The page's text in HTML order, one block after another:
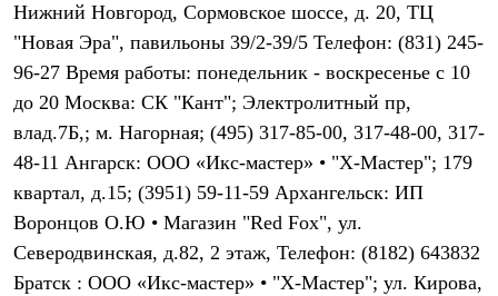
Детская одежда
Утепленная пухом
Комбинезоны
Куртки
Брюки
Утепленная синтетикой
Комбинезоны
Куртки
Лёгкая одежда
Футболки
Толстовки
Брюки
Софтшелл одежда
Нижний Новгород, Сормовское шоссе, д. 20, ТЦ
"Новая Эра", павильоны 39/2-39/5 Телефон: (831) 245-
96-27 Время работы: понедельник - воскресенье с 10
до 20 Москва: СК "Кант"; Электролитный пр,
влад.7Б,; м. Нагорная; (495) 317-85-00, 317-48-00, 317-
48-11 Ангарск: ООО «Икс-мастер» • "Х-Мастер"; 179
квартал, д.15; (3951) 59-11-59 Архангельск: ИП
Воронцов О.Ю • Магазин "Red Fox", ул.
Северодвинская, д.82, 2 этаж, Телефон: (8182) 643832
Братск : ООО «Икс-мастер» • "X-Мастер"; ул. Кирова,